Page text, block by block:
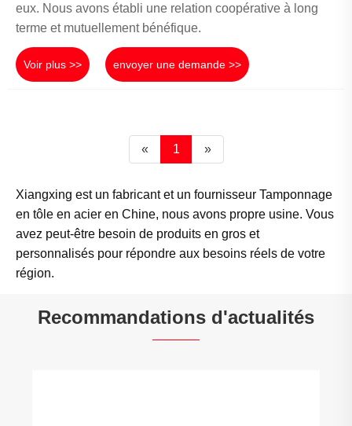
eux. Nous avons établi une relation coopérative à long
terme et mutuellement bénéfique.
Voir plus >> envoyer une demande >>
« 1 »
Xiangxing est un fabricant et un fournisseur Tamponnage
en tôle en acier en Chine, nous avons propre usine. Vous
avez peut-être besoin de produits en gros et
personnalisés pour répondre aux besoins réels de votre
région.
Recommandations d'actualités